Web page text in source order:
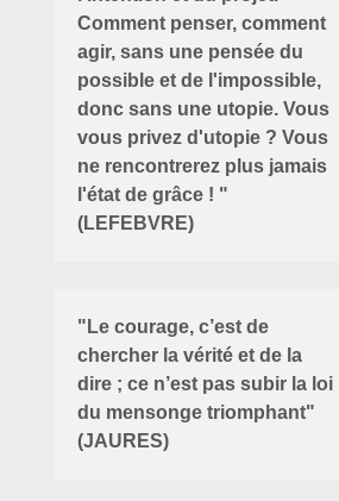
Comment penser, comment
agir, sans une pensée du
possible et de l'impossible,
donc sans une utopie. Vous
vous privez d'utopie ? Vous
ne rencontrerez plus jamais
l'état de grâce ! "
(LEFEBVRE)
"Le courage, c’est de
chercher la vérité et de la
dire ; ce n’est pas subir la loi
du mensonge triomphant"
(JAURES)